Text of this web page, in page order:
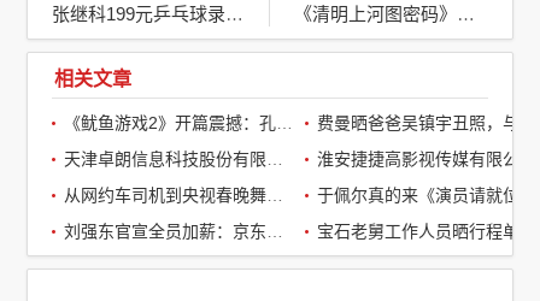
张继科199元乒乓球录播课火爆，3小时直播推广狂揽25万销售额
《清明上河图密码》热播，张颂文被指“演技不行”，本人回应
相关文章
淮安捷捷高影视传媒有限公司